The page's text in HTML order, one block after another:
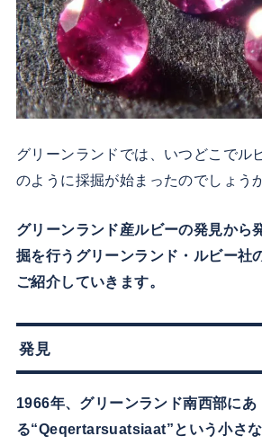
グリーンランドでは、いつどこでル
のように採掘が始まったのでしょう
グリーンランド産ルビーの発見から
掘を行うグリーンランド・ルビー社
ご紹介していきます。
発見
1966年、グリーンランド南西部にあ
る“Qeqertarsuatsiaat”という小さ